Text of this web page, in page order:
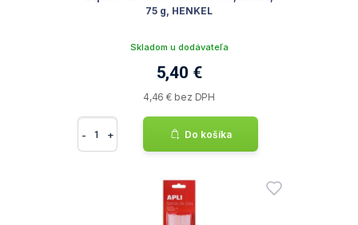
75 g, HENKEL
Skladom u dodávateľa
5,40 €
4,46 € bez DPH
- + Do košíka